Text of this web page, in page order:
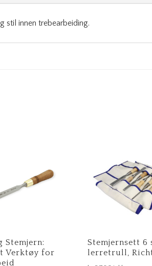
stil innen trebearbeiding.
Stemjern:
Verktøy for
Stemjernsett 6
lerretrull,